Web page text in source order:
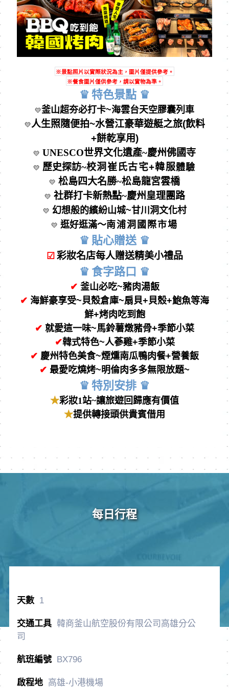
※景點照片以實際狀況為主，圖片僅提供參考。
※餐食圖片僅供參考，請以實物為準。
♛ 特⾊景點 ♛
💛釜山超夯必打卡~海雲台天空膠囊列車
💛人生照隨便拍~水營江豪華遊艇之旅(飲料
+餅乾享用)
💛 UNESCO世界文化遺產~慶州佛國寺
💛 歷史探訪~校洞崔氏古宅+韓服體驗
💛 松島四大名勝~松島龍宮雲橋
💛 社群打卡新熱點~慶州皇理團路
💛 幻想般的繽紛山城~甘川洞文化村
💛 逛好逛滿～南浦洞國際市場
♛ 貼⼼贈送 ♛
☑ 彩妝名店每⼈贈送精美⼩禮品
♛ 食字路⼝ ♛
✔ 釜山必吃~豬肉湯飯
✔ 海鮮豪享受~ 貝殼倉庫~扇貝+ 貝殼+鮑魚等海
鮮+烤肉吃到飽
✔ 就愛這一味~馬鈴薯燉豬骨+季節小菜
✔韓式特色~人蔘雞+季節小菜
✔ 慶州特色美食~煙燻南瓜鴨肉餐+營養飯
✔ 最愛吃燒烤~明倫肉多多無限放題~
♛ 特別安排 ♛
★彩妝1站~讓旅遊回歸應有價值
★提供轉接頭供貴賓借用
每日行程
1
韓商釜山航空股份有限公司高雄分公
司
BX796
高雄-小港機場